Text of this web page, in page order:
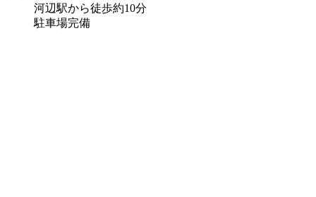
河辺駅から徒歩約10分
駐車場完備